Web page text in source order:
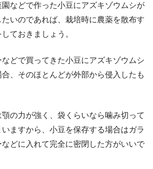
などで作った小豆にアズキゾウムシが
いのであれば、栽培時に農薬を散布す
ておきましょう。
どで買ってきた小豆にアズキゾウムシ
、そのほとんどが外部から侵入したも
の力が強く、袋くらいなら噛み切って
ますから、小豆を保存する場合はガラ
どに入れて完全に密閉した方がいいで